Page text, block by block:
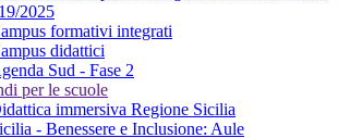
2025
formativi integrati
didattici
Sud - Fase 2
per le scuole
immersiva Regione Sicilia
- Benessere e Inclusione: Aule